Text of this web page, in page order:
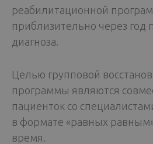
реабилитационной
приблизительно через год
диагноза.
Целью групповой
программы являются
пациенток со
в формате «равных
время.